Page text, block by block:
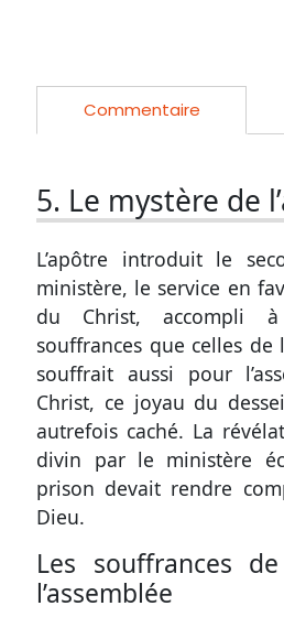
Commentaire
5. Le mystère de
L’apôtre introduit le
ministère, le service en
du Christ, accompli à
souffrances que celles de
souffrait aussi pour
Christ, ce joyau du
autrefois caché. La
divin par le ministère
prison devait rendre
Dieu.
Les souffrances
l’assemblée